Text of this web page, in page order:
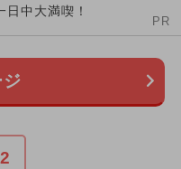
日中大満喫！
PR
2